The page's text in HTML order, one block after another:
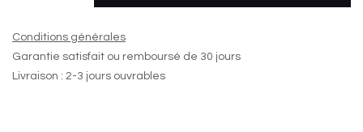
Conditions générales
Garantie satisfait ou remboursé de 30 jours
Livraison : 2-3 jours ouvrables